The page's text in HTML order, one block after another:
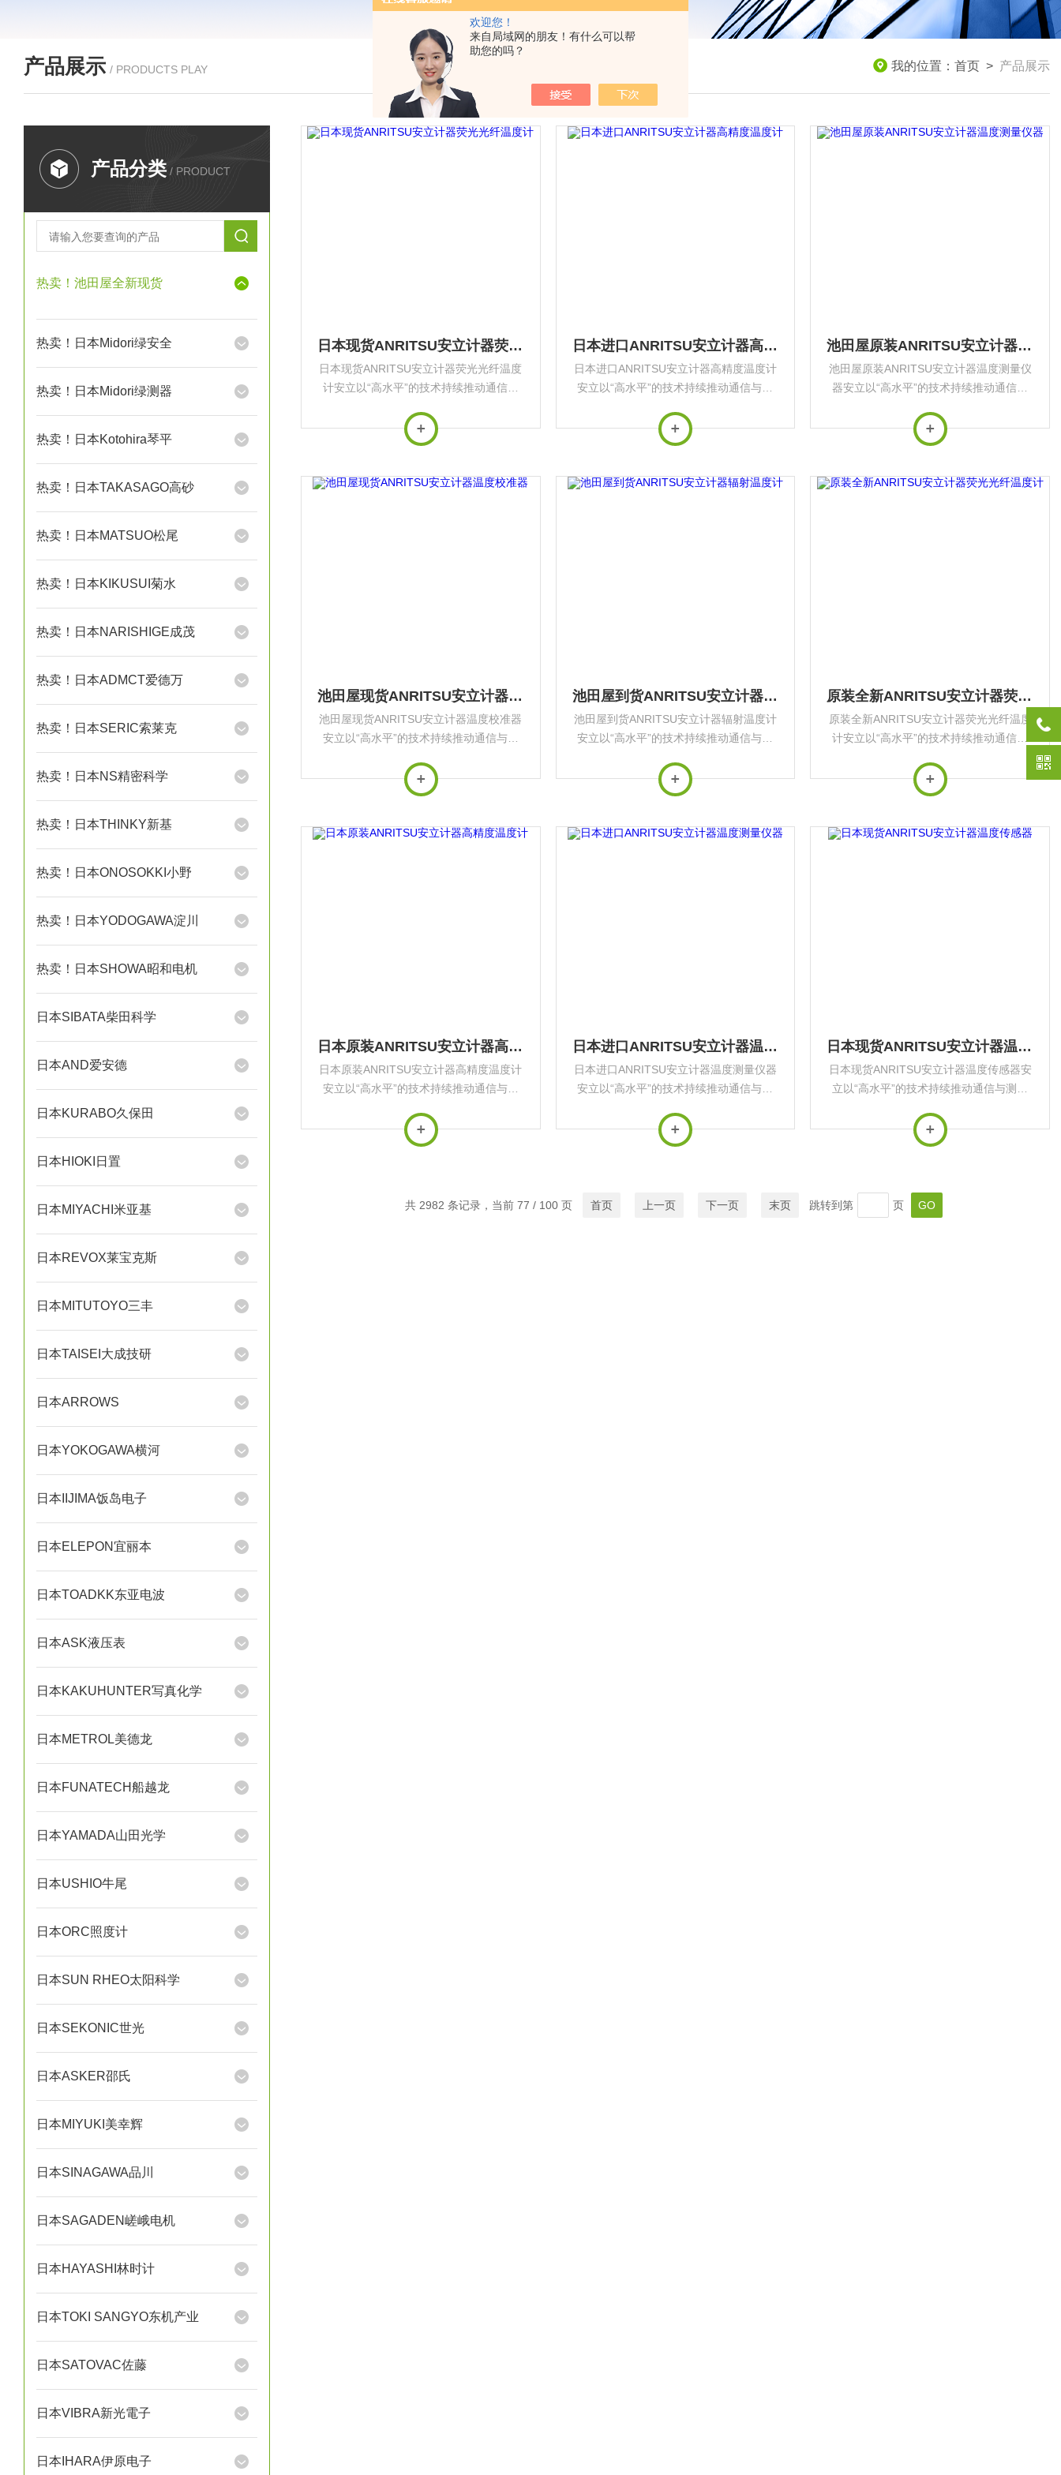
欢迎您！
来自局域网的朋友！有什么可以帮
助您的吗？
产品展示 / PRODUCTS PLAY 我的位置： 首页 > 产品展示
产品分类 / PRODUCT
热卖！池田屋全新现货
热卖！日本Midori绿安全
热卖！日本Midori绿测器
热卖！日本Kotohira琴平
热卖！日本TAKASAGO高砂
热卖！日本MATSUO松尾
热卖！日本KIKUSUI菊水
热卖！日本NARISHIGE成茂
热卖！日本ADMCT爱德万
热卖！日本SERIC索莱克
热卖！日本NS精密科学
热卖！日本THINKY新基
热卖！日本ONOSOKKI小野
热卖！日本YODOGAWA淀川
热卖！日本SHOWA昭和电机
日本SIBATA柴田科学
日本AND爱安德
日本KURABO久保田
日本HIOKI日置
日本MIYACHI米亚基
日本REVOX莱宝克斯
日本MITUTOYO三丰
日本TAISEI大成技研
日本ARROWS
日本YOKOGAWA横河
日本IIJIMA饭岛电子
日本ELEPON宜丽本
日本TOADKK东亚电波
日本ASK液压表
日本KAKUHUNTER写真化学
日本METROL美德龙
日本FUNATECH船越龙
日本YAMADA山田光学
日本USHIO牛尾
日本ORC照度计
日本SUN RHEO太阳科学
日本SEKONIC世光
日本ASKER邵氏
日本MIYUKI美幸辉
日本SINAGAWA品川
日本SAGADEN嵯峨电机
日本HAYASHI林时计
日本TOKI SANGYO东机产业
日本SATOVAC佐藤
日本VIBRA新光電子
日本IHARA伊原电子
日本现货ANRITSU安立计器荧光光纤温度计
日本现货ANRITSU安立计器荧光光纤温度
计安立以“高水平”的技术持续推动通信与
施与前沿科技领域‌。
日本进口ANRITSU安立计器高精度温度计
日本进口ANRITSU安立计器高精度温度计
安立以“高水平”的技术持续推动通信与测
与前沿科技领域‌。
池田屋原装ANRITSU安立计器温度测量仪器
池田屋原装ANRITSU安立计器温度测量仪
器安立以“高水平”的技术持续推动通信与
施与前沿科技领域‌。
池田屋现货ANRITSU安立计器温度校准器
池田屋现货ANRITSU安立计器温度校准器
安立以“高水平”的技术持续推动通信与测
与前沿科技领域‌。
池田屋到货ANRITSU安立计器辐射温度计
池田屋到货ANRITSU安立计器辐射温度计
安立以“高水平”的技术持续推动通信与测
与前沿科技领域‌。
原装全新ANRITSU安立计器荧光光纤温度计
原装全新ANRITSU安立计器荧光光纤温度
计安立以“高水平”的技术持续推动通信与
施与前沿科技领域‌。
日本原装ANRITSU安立计器高精度温度计
日本原装ANRITSU安立计器高精度温度计
安立以“高水平”的技术持续推动通信与测
与前沿科技领域‌。
日本进口ANRITSU安立计器温度测量仪器
日本进口ANRITSU安立计器温度测量仪器
安立以“高水平”的技术持续推动通信与测
与前沿科技领域‌。
日本现货ANRITSU安立计器温度传感器
日本现货ANRITSU安立计器温度传感器安
立以“高水平”的技术持续推动通信与测量
前沿科技领域‌。
共 2982 条记录，当前 77 / 100 页 首页 上一页 下一页 末页 跳转到第 页